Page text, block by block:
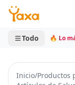
MINI CARRITO
0 productos
Todo 🔥 Lo
Inicio/Productos